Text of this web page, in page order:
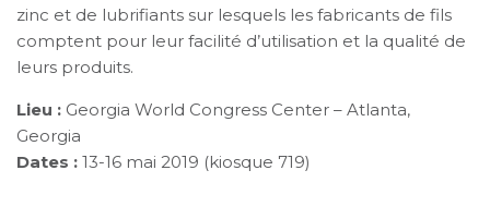
zinc et de lubrifiants sur lesquels les fabricants de fils
comptent pour leur facilité d’utilisation et la qualité de
leurs produits.
Lieu : Georgia World Congress Center – Atlanta,
Georgia
Dates : 13-16 mai 2019 (kiosque 719)